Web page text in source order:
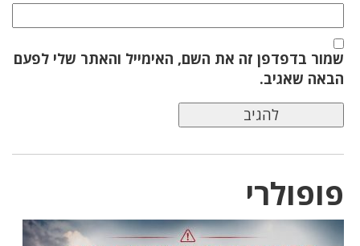
שמור בדפדפן זה את השם, האימייל והאתר שלי לפעם
הבאה שאגיב.
פופולרי